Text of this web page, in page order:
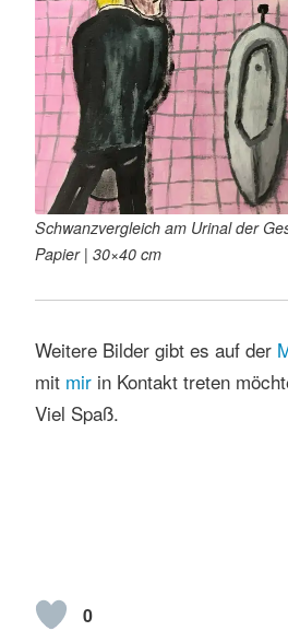
Schwanzvergleich am Urinal der
Papier | 30×40 cm
Weitere Bilder gibt es auf der
mit mirin Kontakt treten
Viel Spaß.
0